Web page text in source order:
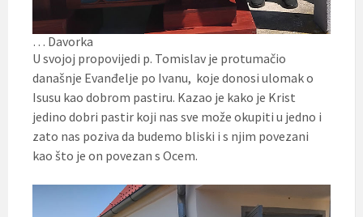
… Davorka
U svojoj propovijedi p. Tomislav je protumačio
današnje Evanđelje po Ivanu, koje donosi ulomak o
Isusu kao dobrom pastiru. Kazao je kako je Krist
jedino dobri pastir koji nas sve može okupiti u jedno i
zato nas poziva da budemo bliski i s njim povezani
kao što je on povezan s Ocem.